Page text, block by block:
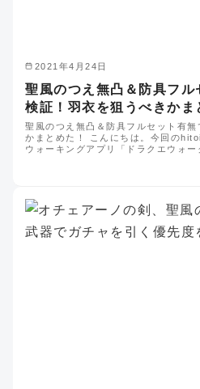
2021年4月24日
聖風のつえ無凸＆防具フ
検証！羽衣を狙うべきかま
聖風のつえ無凸＆防具フルセット有
かまとめた！ こんにちは。今回の
ウォーキングアプリ「ドラクエウォ